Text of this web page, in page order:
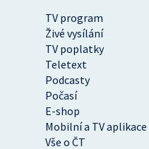
TV program
Živé vysílání
TV poplatky
Teletext
Podcasty
Počasí
E-shop
Mobilní a TV aplikace
Vše o ČT